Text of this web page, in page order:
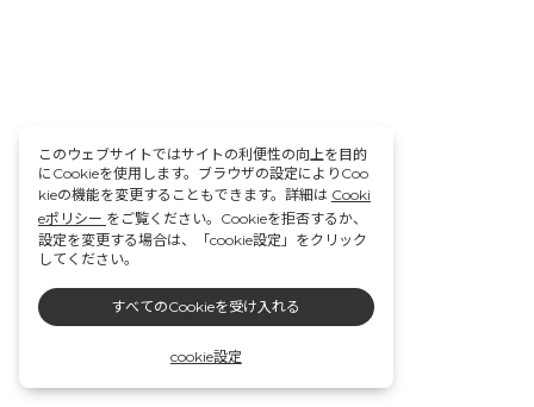
このウェブサイトではサイトの利便性の向上を目的
にCookieを使用します。ブラウザの設定によりCoo
kieの機能を変更することもできます。詳細は Cooki
eポリシー をご覧ください。Cookieを拒否するか、
設定を変更する場合は、「cookie設定」をクリック
してください。
すべてのCookieを受け入れる
cookie設定